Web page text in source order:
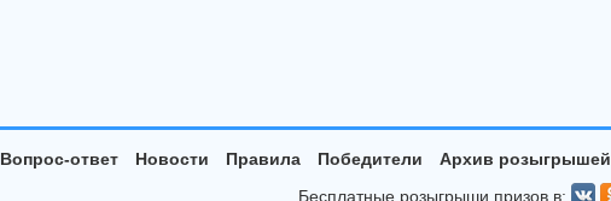
Вопрос-ответ Новости Правила Победители Архив розыгрышей
Бесплатные розыгрыши призов в: